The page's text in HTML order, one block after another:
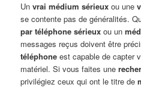
Unvrai médium sérieux ou une
se contente pas de généralités.
par téléphone sérieux ou un
messages reçus doivent être
téléphone est capable de capter
matériel. Si vous faites une
privilégiez ceux qui ont le titre de